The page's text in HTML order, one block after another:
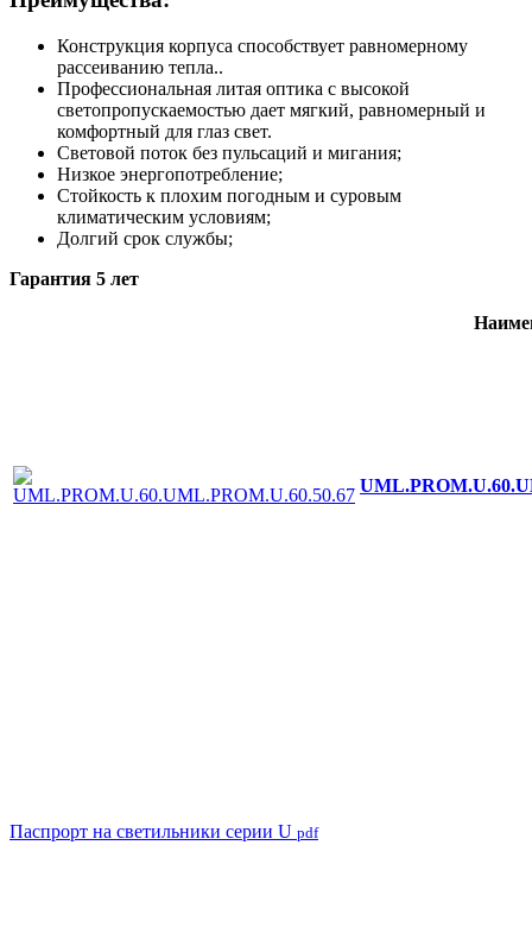
Конструкция корпуса способствует равномерному
рассеиванию тепла..
Профессиональная литая оптика с высокой
светопропускаемостью дает мягкий, равномерный и
комфортный для глаз свет.
Световой поток без пульсаций и мигания;
Низкое энергопотребление;
Стойкость к плохим погодным и суровым
климатическим условиям;
Долгий срок службы;
Гарантия 5 лет
Паспрорт на светильники серии U pdf